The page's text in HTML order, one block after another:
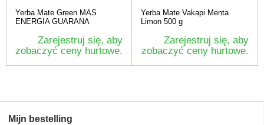
Yerba Mate Green MAS
ENERGIA GUARANA
Zarejestruj się, aby
zobaczyć ceny hurtowe.
Yerba Mate Vakapi Menta
Limon 500 g
Zarejestruj się, aby
zobaczyć ceny hurtowe.
Mijn bestelling